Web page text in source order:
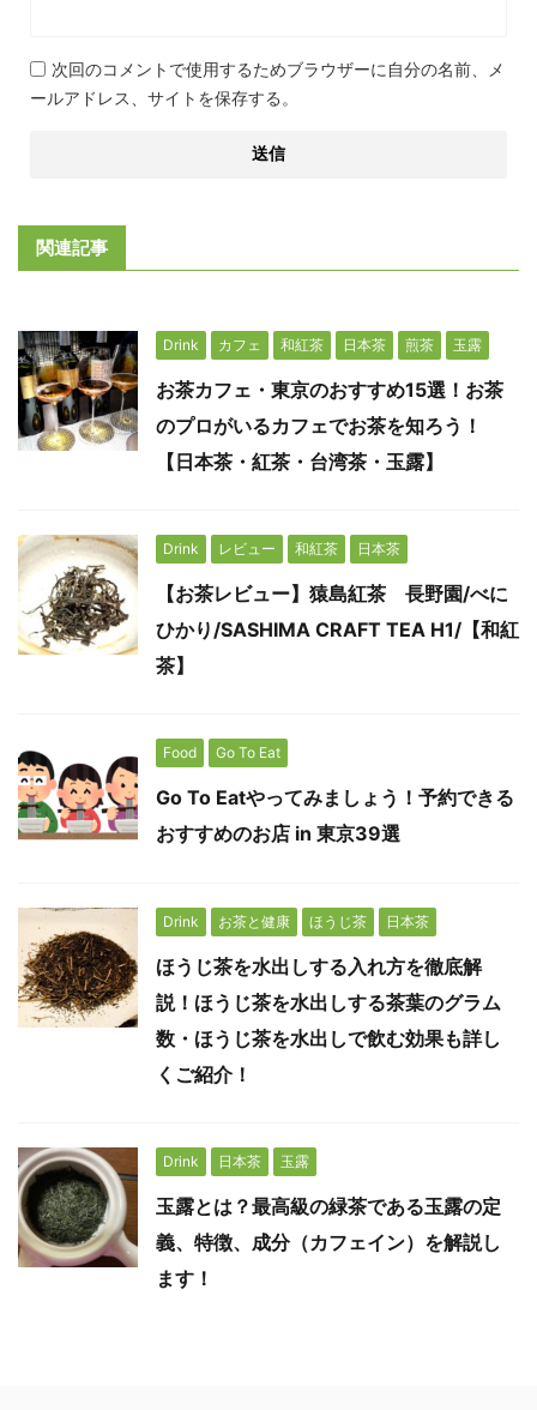
次回のコメントで使用するためブラウザーに自分の名前、メ
ールアドレス、サイトを保存する。
関連記事
Drink カフェ 和紅茶 日本茶 煎茶 玉露
お茶カフェ・東京のおすすめ15選！お茶
のプロがいるカフェでお茶を知ろう！
【日本茶・紅茶・台湾茶・玉露】
Drink レビュー 和紅茶 日本茶
【お茶レビュー】猿島紅茶 長野園/べに
ひかり/SASHIMA CRAFT TEA H1/【和紅
茶】
Food Go To Eat
Go To Eatやってみましょう！予約できる
おすすめのお店 in 東京39選
Drink お茶と健康 ほうじ茶 日本茶
ほうじ茶を水出しする入れ方を徹底解
説！ほうじ茶を水出しする茶葉のグラム
数・ほうじ茶を水出しで飲む効果も詳し
くご紹介！
Drink 日本茶 玉露
玉露とは？最高級の緑茶である玉露の定
義、特徴、成分（カフェイン）を解説し
ます！